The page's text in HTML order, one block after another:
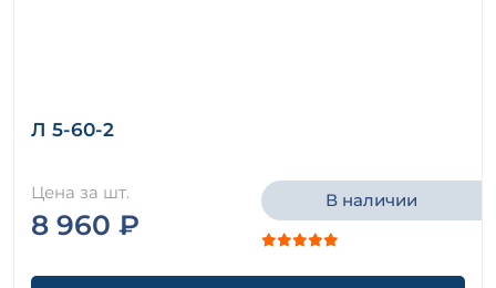
Л 5-60-2
Цена за шт.
8 960 ₽
В наличии